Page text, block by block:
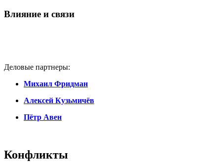
Влияние и связи
Деловые партнеры:
Михаил Фридман
Алексей Кузьмичёв
Пётр Авен
Конфликты